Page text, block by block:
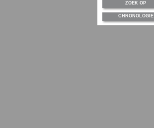
ZOEK OP
CHRONOLOGIE